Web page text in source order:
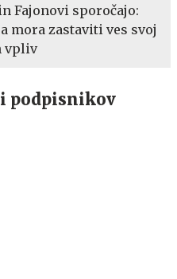
Fajonovi sporočajo:
mora zastaviti ves svoj
vpliv
podpisnikov